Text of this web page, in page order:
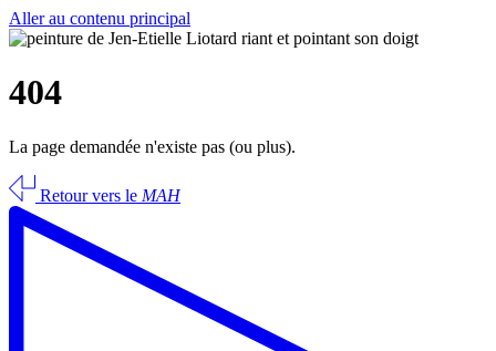
Aller au contenu principal
404
La page demandée n'existe pas (ou plus).
Retour vers le MAH